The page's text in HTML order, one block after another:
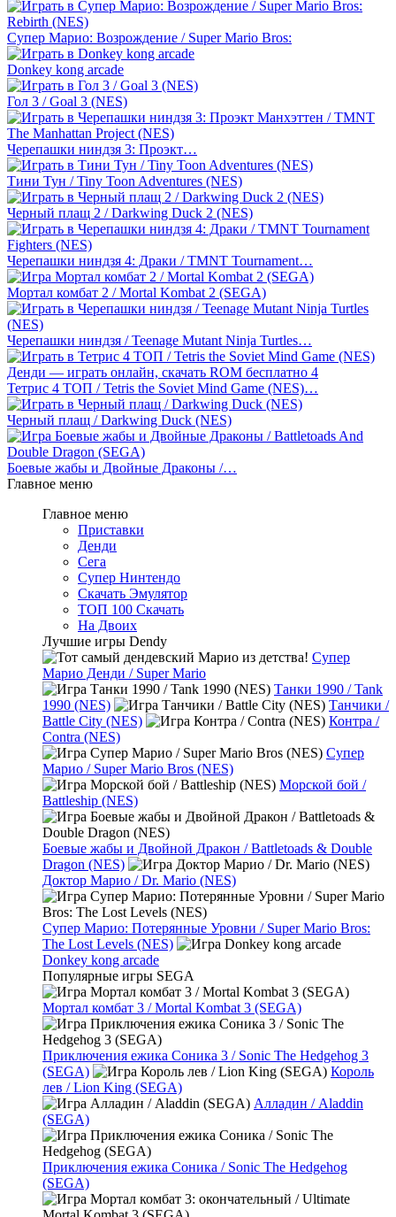
Супер Марио: Возрождение / Super Mario Bros:
Donkey kong arcade
Гол 3 / Goal 3 (NES)
Черепашки ниндзя 3: Проэкт…
Тини Тун / Tiny Toon Adventures (NES)
Черный плащ 2 / Darkwing Duck 2 (NES)
Черепашки ниндзя 4: Драки / TMNT Tournament…
Мортал комбат 2 / Mortal Kombat 2 (SEGA)
Черепашки ниндзя / Teenage Mutant Ninja Turtles…
Тетрис 4 ТОП / Tetris the Soviet Mind Game (NES)…
Черный плащ / Darkwing Duck (NES)
Боевые жабы и Двойные Драконы /…
Главное меню
Главное меню
Приставки
Денди
Сега
Супер Нинтендо
Скачать Эмулятор
ТОП 100 Скачать
На Двоих
Лучшие игры Dendy
Супер
Марио Денди / Super Mario
Танки 1990 / Tank
1990 (NES)
Танчики /
Battle City (NES)
Контра /
Contra (NES)
Супер
Марио / Super Mario Bros (NES)
Морской бой /
Battleship (NES)
Боевые жабы и Двойной Дракон / Battletoads & Double
Dragon (NES)
Доктор Марио / Dr. Mario (NES)
Супер Марио: Потерянные Уровни / Super Mario Bros:
The Lost Levels (NES)
Donkey kong arcade
Популярные игры SEGA
Мортал комбат 3 / Mortal Kombat 3 (SEGA)
Приключения ежика Соника 3 / Sonic The Hedgehog 3
(SEGA)
Король
лев / Lion King (SEGA)
Алладин / Aladdin
(SEGA)
Приключения ежика Соника / Sonic The Hedgehog
(SEGA)